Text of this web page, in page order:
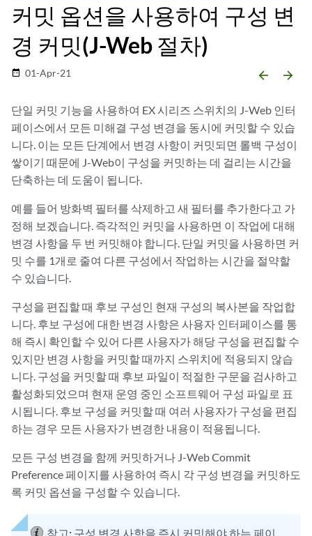
커밋 옵션을 사용하여 구성 변
경 커밋(J-Web 절차)
date_range 01-Apr-21 arrow_backward arrow_forward
단일 커밋 기능을 사용하여 EX 시리즈 스위치의 J-Web 인터
페이스에서 모든 미해결 구성 변경을 동시에 커밋할 수 있습
니다. 이는 모든 단계에서 변경 사항이 커밋되면 롤백 구성이
쌓이기 때문에 J-Web이 구성을 커밋하는 데 걸리는 시간을
단축하는 데 도움이 됩니다.
예를 들어 방화벽 필터를 삭제하고 새 필터를 추가한다고 가
정해 보겠습니다. 즉각적인 커밋을 사용하면 이 작업에 대해
변경 사항을 두 번 커밋해야 합니다. 단일 커밋을 사용하면 커
밋 수를 1개로 줄여 다른 구성에서 작업하는 시간을 절약할
수 있습니다.
구성을 편집할 때 후보 구성인 현재 구성의 복사본을 작업합
니다. 후보 구성에 대한 변경 사항은 사용자 인터페이스를 통
해 즉시 확인할 수 있어 다른 사용자가 해당 구성을 편집할 수
있지만 변경 사항을 커밋할 때까지 스위치에 적용되지 않습
니다. 구성을 커밋할 때 후보 파일이 적절한 구문을 검사하고
활성화되었으며 현재 운영 중인 소프트웨어 구성 파일로 표
시됩니다. 후보 구성을 커밋할 때 여러 사용자가 구성을 편집
하는 경우 모든 사용자가 변경한 내용이 적용됩니다.
모든 구성 변경을 함께 커밋하거나 J-Web Commit
Preference 페이지를 사용하여 즉시 각 구성 변경을 커밋하도
록 커밋 옵션을 구성할 수 있습니다.
참고: 구성 변경 사항을 즉시 커밋해야 하는 페이